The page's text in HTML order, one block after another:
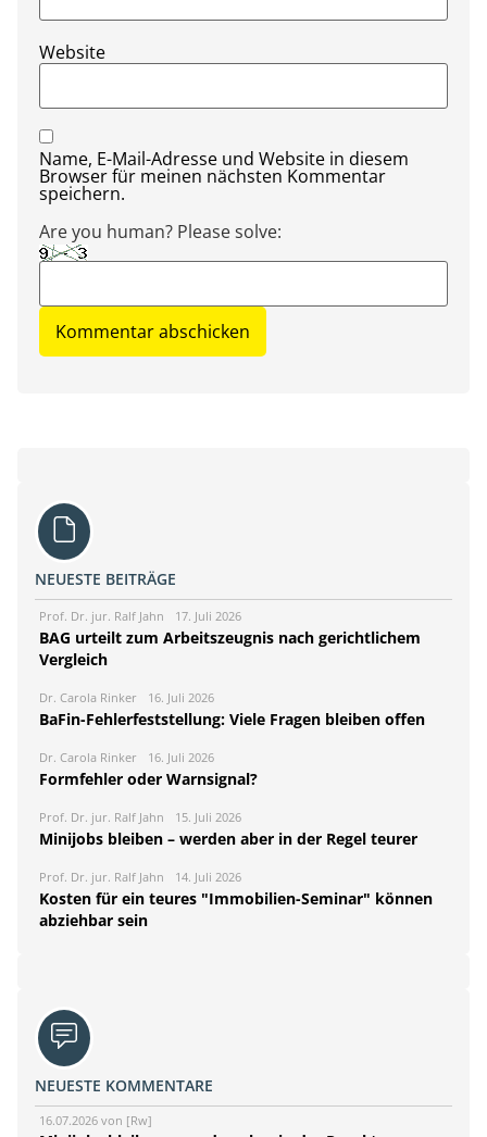
Website
Name, E-Mail-Adresse und Website in diesem
Browser für meinen nächsten Kommentar
speichern.
Are you human? Please solve:
NEUESTE BEITRÄGE
Prof. Dr. jur. Ralf Jahn 17. Juli 2026
BAG urteilt zum Arbeitszeugnis nach gerichtlichem
Vergleich
Dr. Carola Rinker 16. Juli 2026
BaFin-Fehlerfeststellung: Viele Fragen bleiben offen
Dr. Carola Rinker 16. Juli 2026
Formfehler oder Warnsignal?
Prof. Dr. jur. Ralf Jahn 15. Juli 2026
Minijobs bleiben – werden aber in der Regel teurer
Prof. Dr. jur. Ralf Jahn 14. Juli 2026
Kosten für ein teures "Immobilien-Seminar" können
abziehbar sein
NEUESTE KOMMENTARE
16.07.2026 von [Rw]